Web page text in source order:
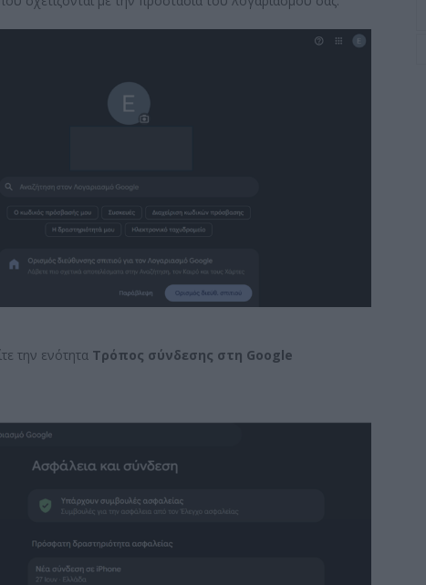
την ενότητα Τρόπος σύνδεσης στη Google